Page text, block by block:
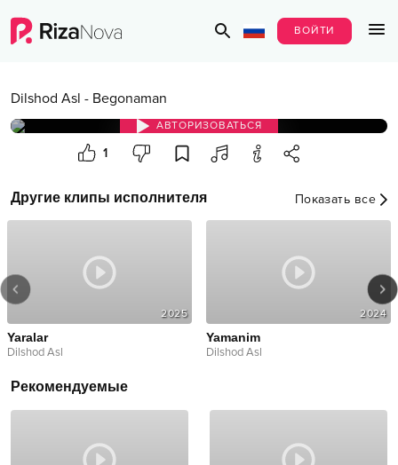
ВОЙТИ
Dilshod Asl - Begonaman
АВТОРИЗОВАТЬСЯ
1
Другие клипы исполнителя Показать все
2025
Yaralar
Dilshod Asl
2024
Yamanim
Dilshod Asl
Рекомендуемые